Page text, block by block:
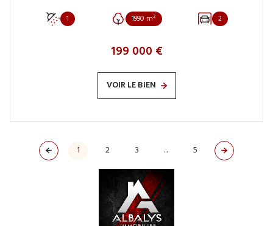
1 1990 m² 2
199 000 €
VOIR LE BIEN
1 2 3 ... 5